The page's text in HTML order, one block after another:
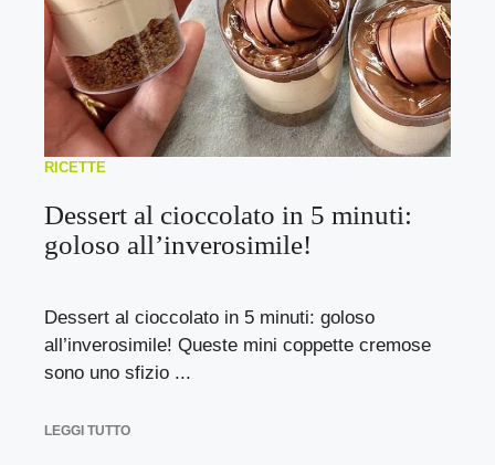
RICETTE
Dessert al cioccolato in 5 minuti:
goloso all’inverosimile!
Dessert al cioccolato in 5 minuti: goloso
all’inverosimile! Queste mini coppette cremose
sono uno sfizio ...
LEGGI TUTTO